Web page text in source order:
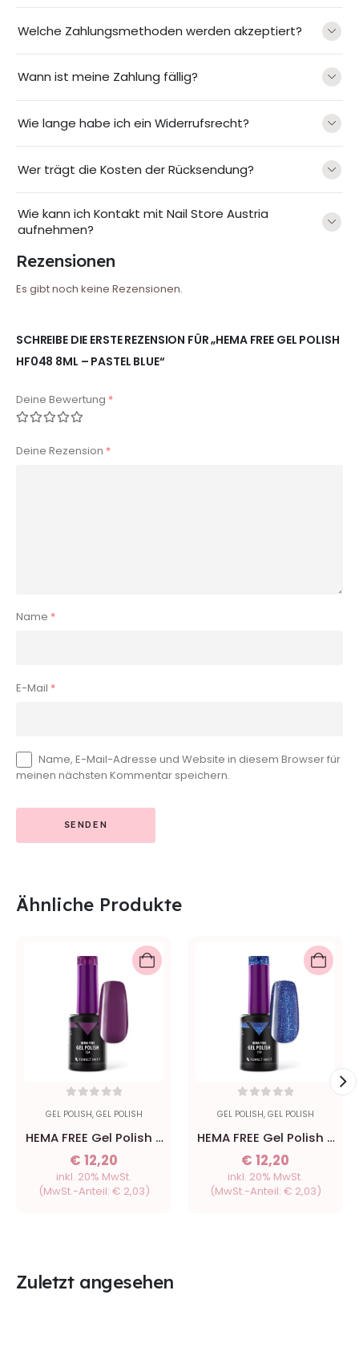
Welche Zahlungsmethoden werden akzeptiert?
Wann ist meine Zahlung fällig?
Wie lange habe ich ein Widerrufsrecht?
Wer trägt die Kosten der Rücksendung?
Wie kann ich Kontakt mit Nail Store Austria
aufnehmen?
Rezensionen
Es gibt noch keine Rezensionen.
SCHREIBE DIE ERSTE REZENSION FÜR „HEMA FREE GEL POLISH
HF048 8ML – PASTEL BLUE“
Deine Bewertung *
Deine Rezension *
Name *
E-Mail *
Name, E-Mail-Adresse und Website in diesem Browser für
meinen nächsten Kommentar speichern.
Ähnliche Produkte
GEL POLISH, GEL POLISH
HEMA FREE Gel Polish -
124 Merlot - 8ml
€ 12,20
inkl. 20% MwSt.
(MwSt.-Anteil: € 2,03)
GEL POLISH, GEL POLISH
HEMA FREE Gel Polish -
119 Nordic Sky - 8ml
€ 12,20
inkl. 20% MwSt.
(MwSt.-Anteil: € 2,03)
Zuletzt angesehen